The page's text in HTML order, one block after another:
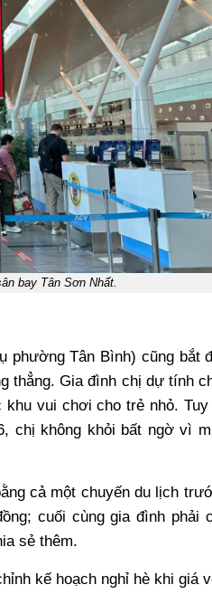
bay Tân Sơn Nhất.
phường Tân Bình) cũng bắt
thẳng. Gia đình chị dự tính
vui chơi cho trẻ nhỏ. Tuy
chị không khỏi bất ngờ vì
cả một chuyến du lịch
cuối cùng gia đình phải
sẻ thêm.
kế hoạch nghỉ hè khi giá